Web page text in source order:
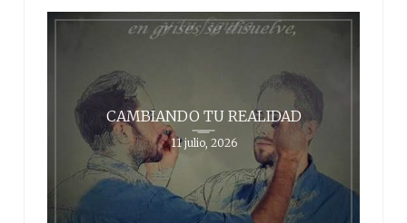
CAMBIANDO TU REALIDAD
11 julio, 2026